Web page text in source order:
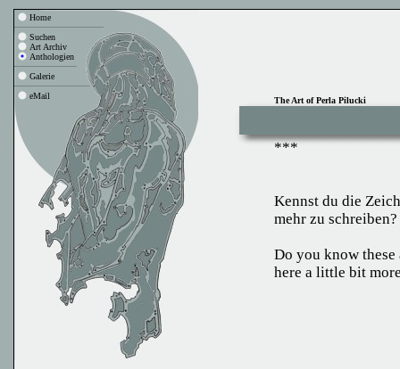
Home
Suchen
Art Archiv
Anthologien
Galerie
eMail
The Art of Perla Pilucki
***
Kennst du die
mehr zu
Do you know
here a little bit